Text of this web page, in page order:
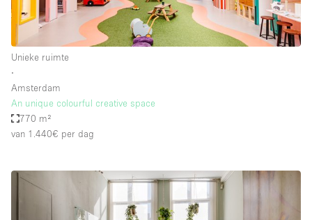
Unieke ruimte
∙
Amsterdam
An unique colourful creative space
770 m²
van 1.440€ per dag